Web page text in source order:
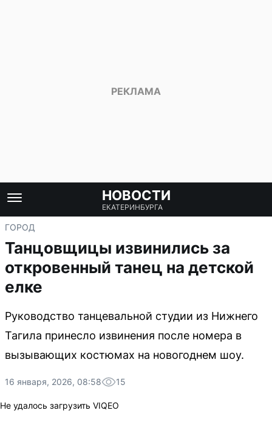
НОВОСТИ
ЕКАТЕРИНБУРГА
ГОРОД
Танцовщицы извинились за
откровенный танец на детской
елке
Руководство танцевальной студии из Нижнего
Тагила принесло извинения после номера в
вызывающих костюмах на новогоднем шоу.
16 января, 2026, 08:58 15
Не удалось загрузить VIQEO